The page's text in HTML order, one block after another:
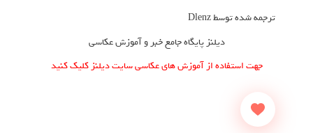
ترجمه شده توسط Dlenz
دیلنز پایگاه جامع خبر و آموزش عکاسی
جهت استفاده از آموزش های عکاسی سایت دیلنز کلیک کنید